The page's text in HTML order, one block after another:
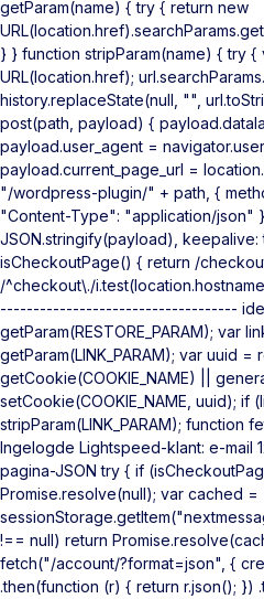
getParam(name) { try { return new
} } function stripParam(name) { try {
URL(location.href);
history.replaceState(null, "",
post(path, payload) {
payload.user_agent =
payload.current_page_url =
"/wordpress-plugin/" + path, {
"Content-Type": "application/json"
JSON.stringify(payload),
isCheckoutPage() { return /
/^checkout\./
------------------------------------
getParam(RESTORE_PARAM); var
getParam(LINK_PARAM); var uuid =
getCookie(COOKIE_NAME) ||
setCookie(COOKIE_NAME, uuid); if
stripParam(LINK_PARAM); function
Ingelogde Lightspeed-klant: e-mail
pagina-JSON try { if
Promise.resolve(null); var cached =
!== null) return
fetch("/account/?format=json", {
.then(function (r) { return r.json(); })